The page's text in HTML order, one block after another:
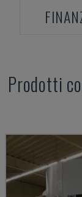
Prodotti